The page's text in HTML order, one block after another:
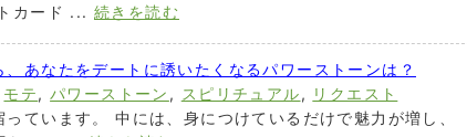
カード ... 続きを読む
、あなたをデートに誘いたくなるパワーストーンは？
モテ,パワーストーン , スピリチュアル, リクエスト
ています。 中には、身につけているだけで魅力が増し、